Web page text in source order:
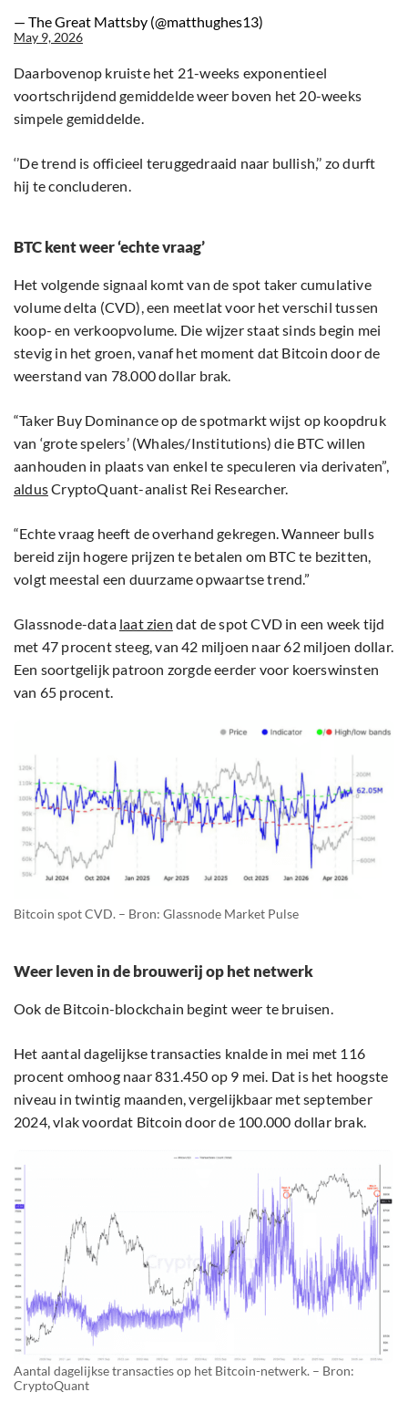
— The Great Mattsby (@matthughes13)
May 9, 2026
Daarbovenop kruiste het 21-weeks exponentieel
voortschrijdend gemiddelde weer boven het 20-weeks
simpele gemiddelde.
‘’De trend is officieel teruggedraaid naar bullish,’’ zo durft
hij te concluderen.
BTC kent weer ‘echte vraag’
Het volgende signaal komt van de spot taker cumulative
volume delta (CVD), een meetlat voor het verschil tussen
koop- en verkoopvolume. Die wijzer staat sinds begin mei
stevig in het groen, vanaf het moment dat Bitcoin door de
weerstand van 78.000 dollar brak.
“Taker Buy Dominance op de spotmarkt wijst op koopdruk
van ‘grote spelers’ (Whales/Institutions) die BTC willen
aanhouden in plaats van enkel te speculeren via derivaten”,
aldusCryptoQuant-analist Rei Researcher.
“Echte vraag heeft de overhand gekregen. Wanneer bulls
bereid zijn hogere prijzen te betalen om BTC te bezitten,
volgt meestal een duurzame opwaartse trend.”
Glassnode-data laat zien dat de spot CVD in een week tijd
met 47 procent steeg, van 42 miljoen naar 62 miljoen dollar.
Een soortgelijk patroon zorgde eerder voor koerswinsten
van 65 procent.
Bitcoin spot CVD. – Bron: Glassnode Market Pulse
Weer leven in de brouwerij op het netwerk
Ook de Bitcoin-blockchain begint weer te bruisen.
Het aantal dagelijkse transacties knalde in mei met 116
procent omhoog naar 831.450 op 9 mei. Dat is het hoogste
niveau in twintig maanden, vergelijkbaar met september
2024, vlak voordat Bitcoin door de 100.000 dollar brak.
Aantal dagelijkse transacties op het Bitcoin-netwerk. – Bron:
CryptoQuant